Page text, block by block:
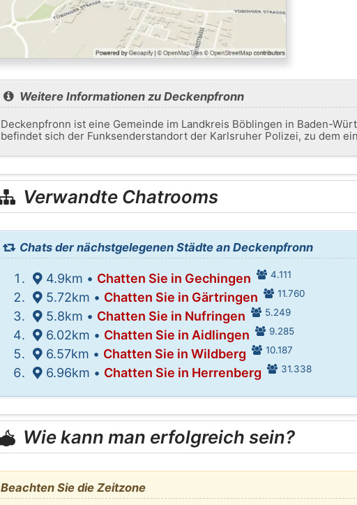
Weitere Informationen zu Deckenpfronn
Deckenpfronn ist eine Gemeinde im Landkreis Böblingen in Baden-
befindet sich der Funksenderstandort der Karlsruher Polizei, zu dem
Verwandte Chatrooms
Chats der nächstgelegenen Städte an Deckenpfronn
4.9km • Chatten Sie in Gechingen 4.111
5.72km • Chatten Sie in Gärtringen 11.760
5.8km • Chatten Sie in Nufringen 5.249
6.02km • Chatten Sie in Aidlingen 9.285
6.57km • Chatten Sie in Wildberg 10.187
6.96km • Chatten Sie in Herrenberg 31.338
Wie kann man erfolgreich sein?
Beachten Sie die Zeitzone